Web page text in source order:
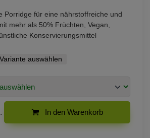
Porridge für eine nährstoffreiche und
mehr als 50% Früchten, Vegan,
Konservierungsmittel
auswählen
In den Warenkorb